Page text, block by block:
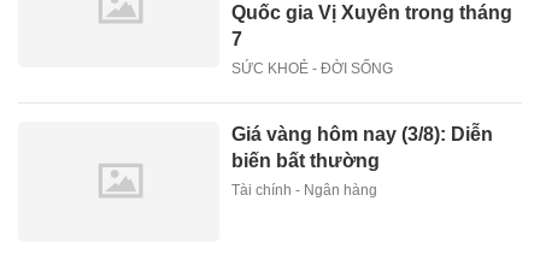
Quốc gia Vị Xuyên trong tháng
7
SỨC KHOẺ - ĐỜI SỐNG
Giá vàng hôm nay (3/8): Diễn
biến bất thường
Tài chính - Ngân hàng